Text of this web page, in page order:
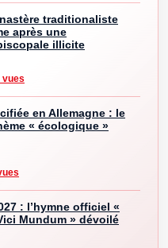
traditionaliste
après une
illicite
vues
en Allemagne : le
« écologique »
: l’hymne officiel «
Mundum » dévoilé